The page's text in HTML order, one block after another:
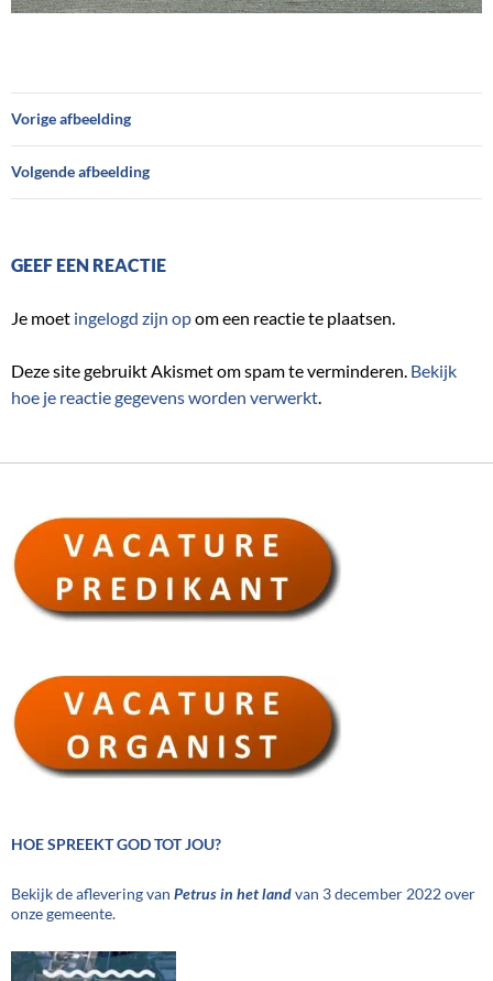
Vorige afbeelding
Volgende afbeelding
GEEF EEN REACTIE
Je moet ingelogd zijn opom een reactie te plaatsen.
Deze site gebruikt Akismet om spam te verminderen. Bekijk
hoe je reactie gegevens worden verwerkt
HOE SPREEKT GOD TOT JOU?
Bekijk de aflevering van Petrus in het landvan 3 december 2022 over
onze gemeente.